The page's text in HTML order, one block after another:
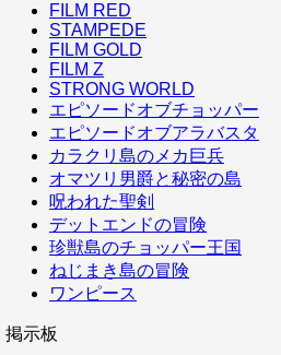
FILM RED
STAMPEDE
FILM GOLD
FILM Z
STRONG WORLD
エピソードオブチョッパー
エピソードオブアラバスタ
カラクリ島のメカ巨兵
オマツリ男爵と秘密の島
呪われた聖剣
デットエンドの冒険
珍獣島のチョッパー王国
ねじまき島の冒険
ワンピース
掲示板